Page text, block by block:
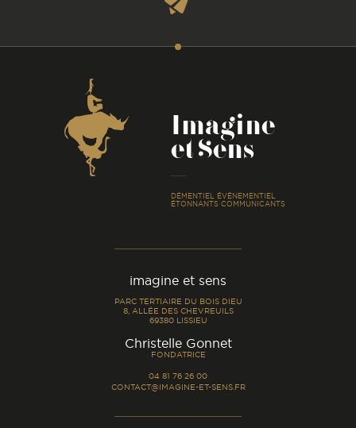
Coordonnées
Imagine
et Sens
DÉMENTIEL ÉVÉNEMENTIEL
ÉTONNANTS COMMUNICANTS
imagine et sens
PARC TERTIAIRE DU BOIS DIEU
8, ALLÉE DES CHEVREUILS
69380 LISSIEU
Christelle Gonnet-
FONDATRICE
04 81 76 26 00
CONTACT@IMAGINE-ET-SENS.FR